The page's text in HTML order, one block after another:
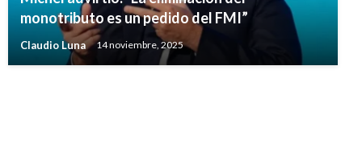
monotributo es un pedido del FMI”
Claudio Luna 14 noviembre, 2025